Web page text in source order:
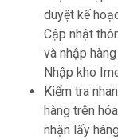
duyệt kế
Cập nhật
và nhập
Nhập kho
Kiểm tra
hàng trên
nhận lấy